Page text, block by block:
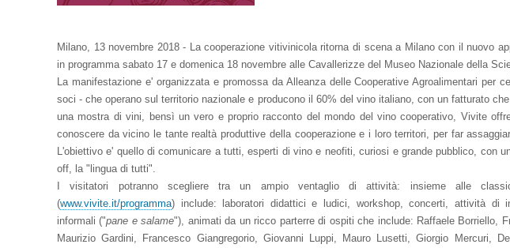
Milano, 13 novembre 2018 - La cooperazione vitivinicola ritorna di scena a Milano con il nuovo
in programma sabato 17 e domenica 18 novembre alle Cavallerizze del Museo Nazionale della
La manifestazione e' organizzata e promossa da Alleanza delle Cooperative Agroalimentari per
soci - che operano sul territorio nazionale e producono il 60% del vino italiano, con un fatturato
una mostra di vini, bensì un vero e proprio racconto del mondo del vino cooperativo, Vivite
conoscere da vicino le tante realtà produttive della cooperazione e i loro territori, per far
L'obiettivo e' quello di comunicare a tutti, esperti di vino e neofiti, curiosi e grande pubblico, con
off, la "lingua di tutti".
I visitatori potranno scegliere tra un ampio ventaglio di attività: insieme alle
(www.vivite.it/programma) include: laboratori didattici e ludici, workshop, concerti, attività di
informali ("pane e salame"), animati da un ricco parterre di ospiti che include: Raffaele Borriello,
Maurizio Gardini, Francesco Giangregorio, Giovanni Luppi, Mauro Lusetti, Giorgio Mercuri,